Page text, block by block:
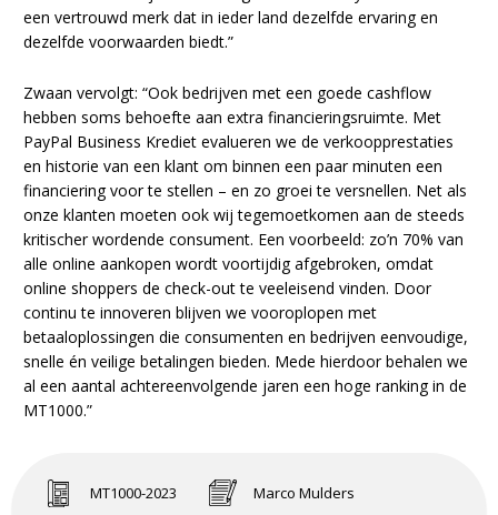
een vertrouwd merk dat in ieder land dezelfde ervaring en
dezelfde voorwaarden biedt.”
Zwaan vervolgt: “Ook bedrijven met een goede cashflow
hebben soms behoefte aan extra financieringsruimte. Met
PayPal Business Krediet evalueren we de verkoopprestaties
en historie van een klant om binnen een paar minuten een
financiering voor te stellen – en zo groei te versnellen. Net als
onze klanten moeten ook wij tegemoetkomen aan de steeds
kritischer wordende consument. Een voorbeeld: zo’n 70% van
alle online aankopen wordt voortijdig afgebroken, omdat
online shoppers de check-out te veeleisend vinden. Door
continu te innoveren blijven we vooroplopen met
betaaloplossingen die consumenten en bedrijven eenvoudige,
snelle én veilige betalingen bieden. Mede hierdoor behalen we
al een aantal achtereenvolgende jaren een hoge ranking in de
MT1000.”
MT1000-2023
Marco Mulders